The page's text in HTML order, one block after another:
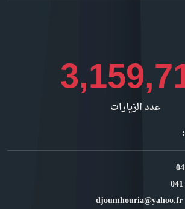
عدد الزيارات